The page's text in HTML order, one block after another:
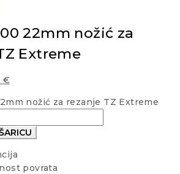
22mm nožić za
Extreme
€
nožić za rezanje TZ Extreme
povrata